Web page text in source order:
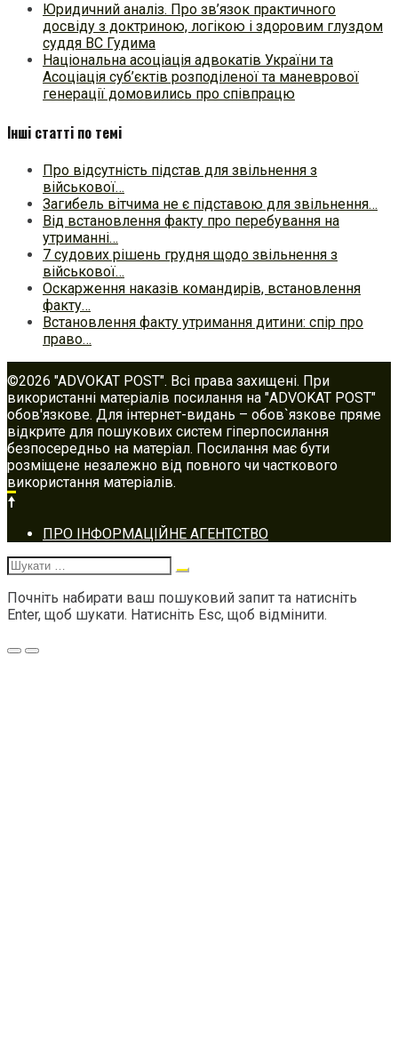
Юридичний аналіз. Про зв’язок практичного
досвіду з доктриною, логікою і здоровим глуздом
суддя ВС Гудима
Національна асоціація адвокатів України та
Асоціація суб’єктів розподіленої та маневрової
генерації домовились про співпрацю
Інші статті по темі
Про відсутність підстав для звільнення з
військової…
Загибель вітчима не є підставою для звільнення…
Від встановлення факту про перебування на
утриманні…
7 судових рішень грудня щодо звільнення з
військової…
Оскарження наказів командирів, встановлення
факту…
Встановлення факту утримання дитини: спір про
право…
©2026 "ADVOKAT POST". Всі права захищені. При
використанні матеріалів посилання на "ADVOKAT POST"
обов'язкове. Для інтернет-видань – обов`язкове пряме
відкрите для пошукових систем гіперпосилання
безпосередньо на матеріал. Посилання має бути
розміщене незалежно від повного чи часткового
використання матеріалів.
Footer
navigation
ПРО ІНФОРМАЦІЙНЕ АГЕНТСТВО
Шукати:
Почніть набирати ваш пошуковий запит та натисніть
Enter, щоб шукати. Натисніть Esc, щоб відмінити.
Меню